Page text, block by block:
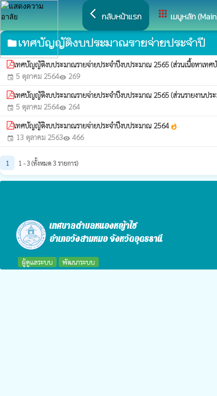
arrow_back_ios กลับหน้าแรก apps เมนูหลัก
folderเทศบัญญัติงบประมาณรายจ่ายประจำปี
เทศบัญญัติงบประมาณรายจ่ายประจำปีงบประมาณ 2565 (ส่วนเนื้อหาเ
event 5 ตุลาคม 2564visibility 269
เทศบัญญัติงบประมาณรายจ่ายประจำปีงบประมาณ 2565 (ส่วนรายงานปร
event 5 ตุลาคม 2564visibility 264
เทศบัญญัติงบประมาณรายจ่ายประจำปีงบประมาณ 2564 whatshot
event 13 ตุลาคม 2563visibility 466
1 1 - 3 (ทั้งหมด 3 รายการ)
เทศบาลตำบลหนองหญ้าไซ
อำเภอวังสามหมอ จังหวัดอุดรธานี
ผู้ดูแลระบบ พัฒนาระบบ